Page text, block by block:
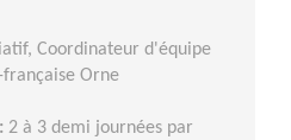
Coordinateur d'équipe
Orne
2 à 3 demi journées par